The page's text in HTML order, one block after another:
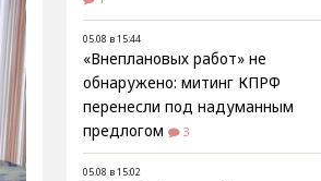
05.08 в 15:44
«Внеплановых работ» не
обнаружено: митинг КПРФ
перенесли под надуманным
предлогом
3
05.08 в 15:02